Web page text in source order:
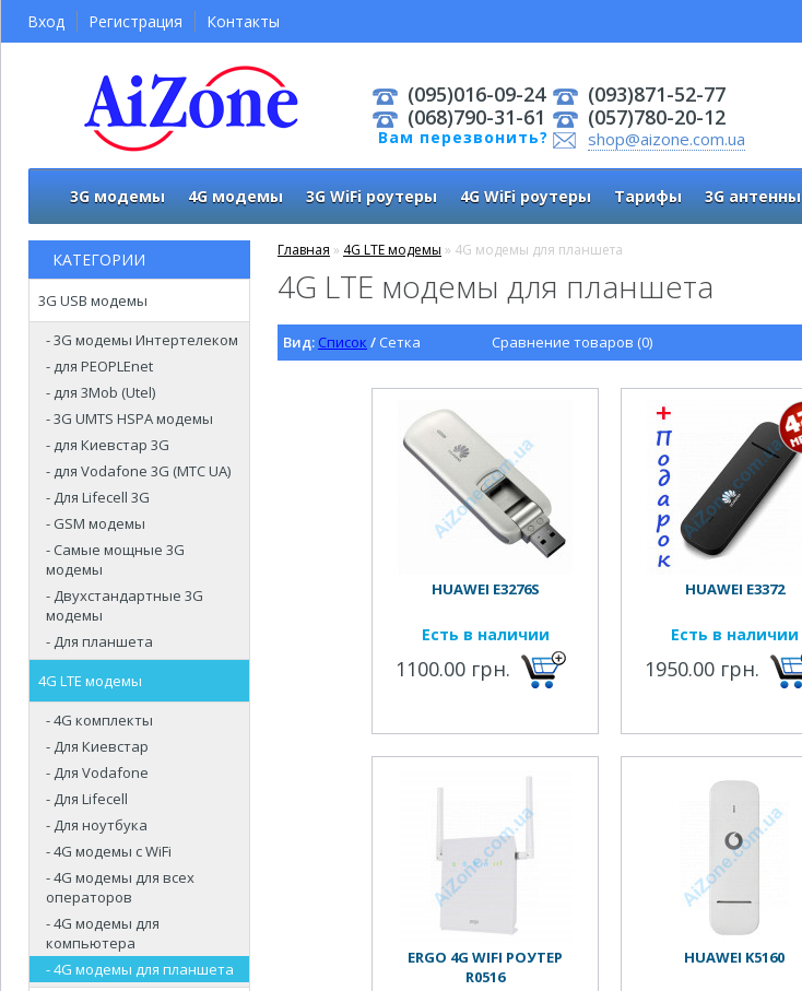
(095)016-09-24
(068)790-31-61
Вам перезвонить?
(093)871-52-77
(057)780-20-12
shop@aizone.com.ua
Вход Регистрация Контакты
3G модемы 4G модемы 3G WiFi роутеры 4G WiFi роутеры Тарифы 3G антенны
КАТЕГОРИИ
3G USB модемы
- 3G модемы Интертелеком
- для PEOPLEnet
- для 3Mob (Utel)
- 3G UMTS HSPA модемы
- для Киевстар 3G
- для Vodafone 3G (МТС UA)
- Для Lifecell 3G
- GSM модемы
- Самые мощные 3G
модемы
- Двухстандартные 3G
модемы
- Для планшета
4G LTE модемы
- 4G комплекты
- Для Киевстар
- Для Vodafone
- Для Lifecell
- Для ноутбука
- 4G модемы с WiFi
- 4G модемы для всех
операторов
- 4G модемы для
компьютера
- 4G модемы для планшета
Главная » 4G LTE модемы » 4G модемы для планшета
4G LTE модемы для планшета
Вид: Список / Сетка Сравнение товаров (0)
HUAWEI E3276S
Есть в наличии
1100.00 грн.
HUAWEI E3372
Есть в наличии
1950.00 грн.
ERGO 4G WIFI РОУТЕР
R0516
HUAWEI K5160